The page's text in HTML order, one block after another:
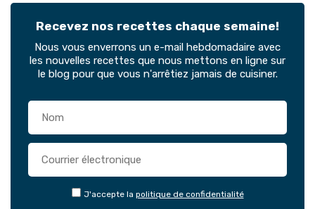
Recevez nos recettes chaque semaine!
Nous vous enverrons un e-mail hebdomadaire avec
les nouvelles recettes que nous mettons en ligne sur
le blog pour que vous n'arrêtiez jamais de cuisiner.
J'accepte la politique de confidentialité